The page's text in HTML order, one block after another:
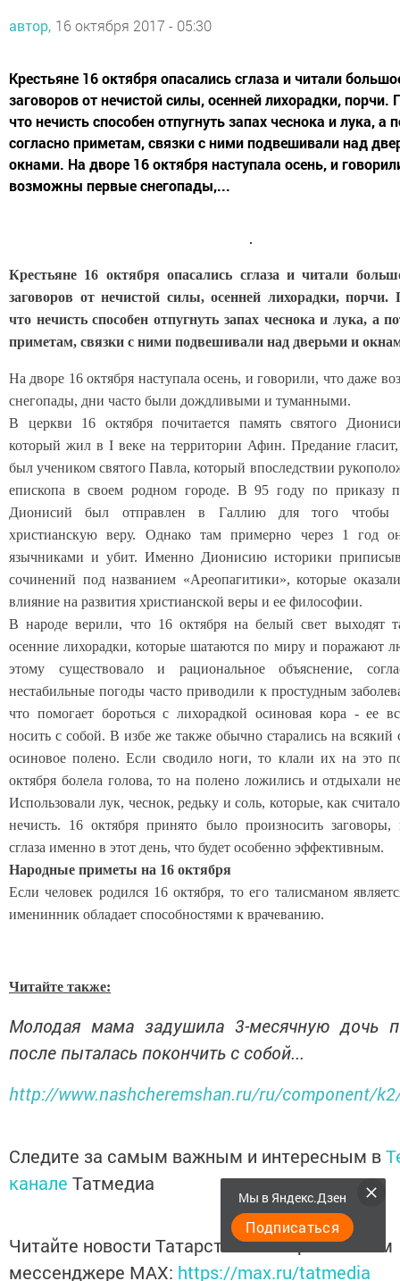
автор, 16 октября 2017 - 05:30
Крестьяне 16 октября опасались сглаза и читали
заговоров от нечистой силы, осенней лихорадки, порчи.
что нечисть способен отпугнуть запах чеснока и лука, а
согласно приметам, связки с ними подвешивали над
окнами. На дворе 16 октября наступала осень, и
возможны первые снегопады,...
Крестьяне 16 октября опасались сглаза и читали
заговоров от нечистой силы, осенней лихорадки, порчи.
что нечисть способен отпугнуть запах чеснока и лука, а
приметам, связки с ними подвешивали над дверьми и
На дворе 16 октября наступала осень, и говорили, что даже
снегопады, дни часто были дождливыми и туманными.
В церкви 16 октября почитается память святого
который жил в I веке на территории Афин. Предание
был учеником святого Павла, который впоследствии
епископа в своем родном городе. В 95 году по приказу
Дионисий был отправлен в Галлию для того чтобы
христианскую веру. Однако там примерно через 1 год
язычниками и убит. Именно Дионисию историки
сочинений под названием «Ареопагитики», которые
влияние на развития христианской веры и ее философии.
В народе верили, что 16 октября на белый свет выходят
осенние лихорадки, которые шатаются по миру и поражают
этому существовало и рациональное объяснение,
нестабильные погоды часто приводили к простудным
что помогает бороться с лихорадкой осиновая кора - ее
носить с собой. В избе же также обычно старались на всякий
осиновое полено. Если сводило ноги, то клали их на это
октября болела голова, то на полено ложились и отдыхали
Использовали лук, чеснок, редьку и соль, которые, как
нечисть. 16 октября принято было произносить заговоры,
сглаза именно в этот день, что будет особенно эффективным.
Народные приметы на 16 октября
Если человек родился 16 октября, то его талисманом
именинник обладает способностями к врачеванию.
Читайте также:
Молодая мама задушила 3-месячную дочь
после пыталась покончить с собой...
http://www.nashcheremshan.ru/ru/component/
Следите за самым важным и интересным в
канале Татмедиа
Читайте новости Татарстана в национальном
мессенджере MАХ: https://max.ru/tatmedia
Мы в Яндекс.Дзен
Подписаться